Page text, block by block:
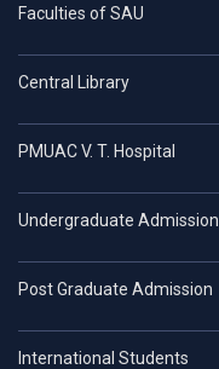
Faculties of SAU
Central Library
PMUAC V. T. Hospital
Undergraduate Admission
Post Graduate Admission
International Students